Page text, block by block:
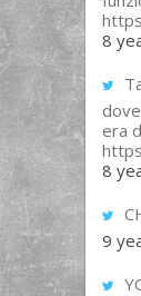
8
era
8
9